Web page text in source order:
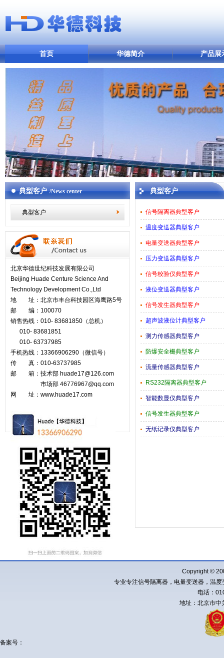
首页 华德简介 产品展
典型客户 /News center
典型客户
北京华德世纪科技发展有限公司
Beijing Huade Centure Science And
Technology Development Co.,Ltd
地 址：北京市丰台科技园区海鹰路5号
邮 编：100070
销售热线：010- 83681850（总机）
010- 83681851
010- 63737985
手机热线：13366906290（微信号）
传 真：010-63737985
邮 箱：技术部 huade17@126.com
市场部 46776967@qq.com
网 址：www.huade17.com
典型客户
信号隔离器典型客户
温度变送器典型客户
电量变送器典型客户
压力变送器典型客户
信号校验仪典型客户
液位变送器典型客户
信号发生器典型客户
超声波液位计典型客户
测力传感器典型客户
防爆安全栅典型客户
流量传感器典型客户
RS232隔离器典型客户
智能数显仪典型客户
信号发生器典型客户
无纸记录仪典型客户
Copyright ©
专业专注信号隔离器，电量变送器，温
电话：
地址：北京市中
备案号：